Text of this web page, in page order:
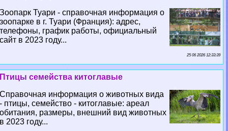
Зоопарк Туари - справочная информация о
зоопарке в г. Туари (Франция): адрес,
телефоны, график работы, официальный
сайт в 2023 году...
25 06 2026 12:33:39
Птицы семейства китоглавые
Справочная информация о животных вида
- птицы, семейство - китоглавые: ареал
обитания, размеры, внешний вид животных
в 2023 году...